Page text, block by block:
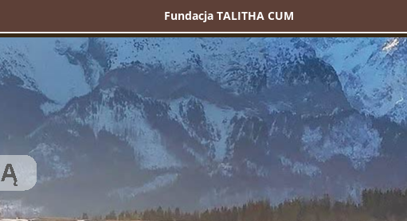
Fundacja TALITHA CUM